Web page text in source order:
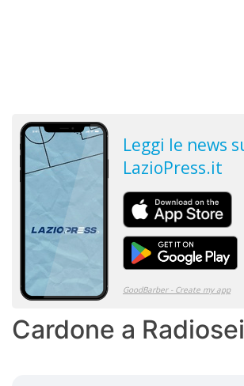
Cardone a Radiosei